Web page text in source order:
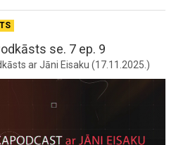
se. 7 ep. 9
ar Jāni Eisaku (17.11.2025.)